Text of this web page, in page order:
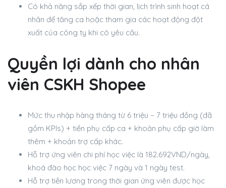
Có khả năng sắp xếp thời gian, lịch trình sinh hoạt cá
nhân để tăng ca hoặc tham gia các hoạt động đột
xuất của công ty khi có yêu cầu.
Quyền lợi dành cho nhân
viên CSKH Shopee
Mức thu nhập hàng tháng từ 6 triệu – 7 triệu đồng (đã
gồm KPIs) + tiền phụ cấp ca + khoản phụ cấp giờ làm
thêm + khoản trợ cấp khác.
Hỗ trợ ứng viên chi phí học việc là 182.692VND/ngày,
khoá đào học học việc 7 ngày và 1 ngày test.
Hỗ trợ tiền lương trong thời gian ứng viên được học